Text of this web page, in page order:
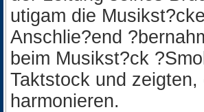
utigam die
Anschlie?end
beim Musikst?ck
Taktstock und
harmonieren.